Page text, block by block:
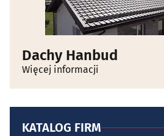
Dachy Hanbud
Więcej informacji
KATALOG FIRM